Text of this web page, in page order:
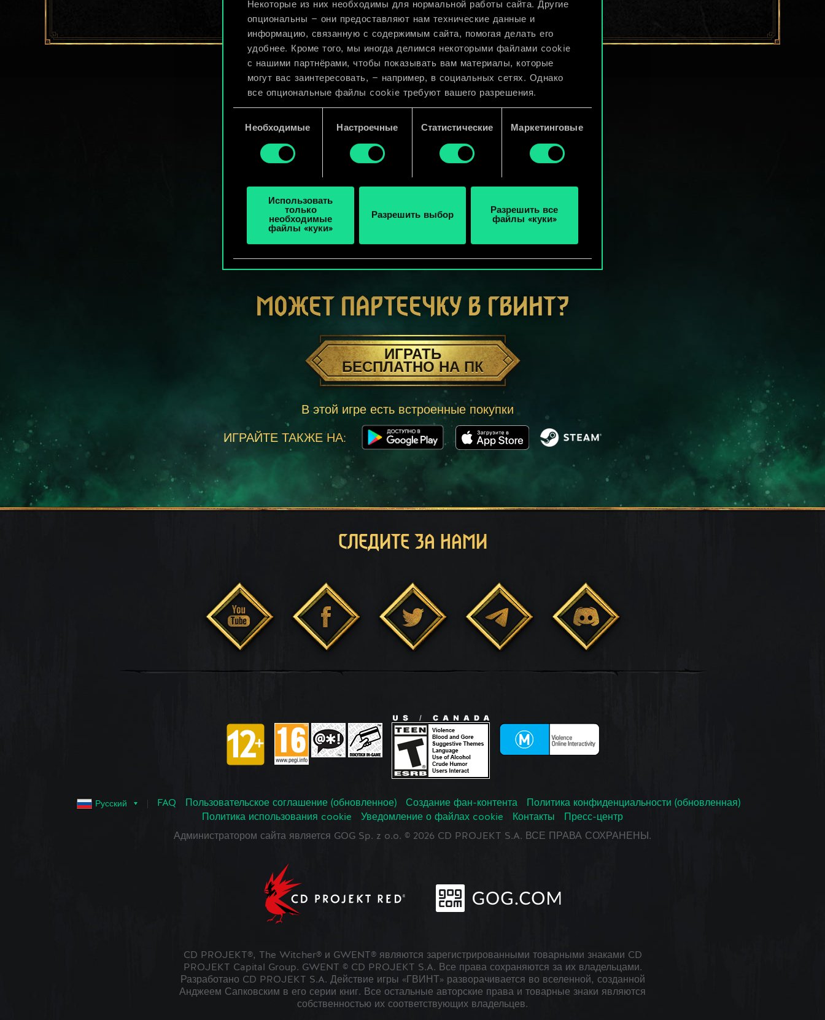
Некоторые из них необходимы для нормальной работы сайта. Другие
опциональны — они предоставляют нам технические данные и
информацию, связанную с содержимым сайта, помогая делать его
удобнее. Кроме того, мы иногда делимся некоторыми файлами cookie
с нашими партнёрами, чтобы показывать вам материалы, которые
могут вас заинтересовать, — например, в социальных сетях. Однако
все опциональные файлы cookie требуют вашего разрешения.
Найти подробную информацию о том, как мы используем ваши файлы
«Настройки» ниже.
согласия
Необходимые Настроечные Статистические Маркетинговые
Использовать
только
необходимые
файлы «куки»
Разрешить выбор
Разрешить все
файлы «куки»
МОЖЕТ ПАРТЕЕЧКУ В ГВИНТ?
ИГРАТЬ
БЕСПЛАТНО НА ПК
В этой игре есть встроенные покупки
ИГРАЙТЕ ТАКЖЕ НА:
СЛЕДИТЕ ЗА НАМИ
Русский FAQ Пользовательское соглашение (обновленное) Создание фан-контента
Политика конфиденциальности (обновленная)
Политика использования cookie
Уведомление о файлах cookie Контакты
Пресс-центр
Администратором сайта является GOG Sp. z o.o. © 2026 CD PROJEKT S.A. ВСЕ ПРАВА СОХРАНЕНЫ.
CD PROJEKT®, The Witcher® и GWENT® являются зарегистрированными товарными знаками CD
PROJEKT Capital Group. GWENT © CD PROJEKT S.A. Все права сохраняются за их владельцами.
Разработано CD PROJEKT S.A. Действие игры «ГВИНТ» разворачивается во вселенной, созданной
Анджеем Сапковским в его серии книг. Все остальные авторские права и товарные знаки являются
собственностью их соответствующих владельцев.